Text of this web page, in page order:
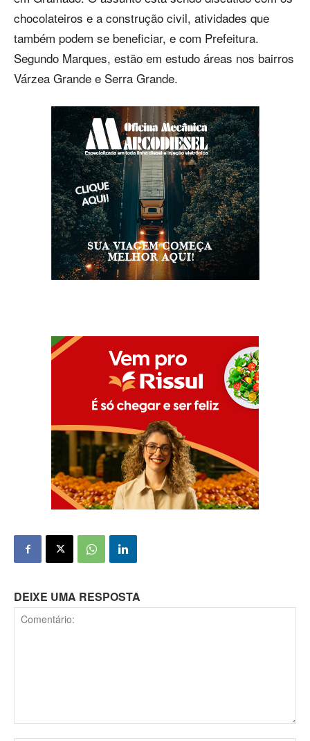
chocolateiros e a construção civil, atividades que
também podem se beneficiar, e com Prefeitura.
Segundo Marques, estão em estudo áreas nos bairros
Várzea Grande e Serra Grande.
DEIXE UMA RESPOSTA